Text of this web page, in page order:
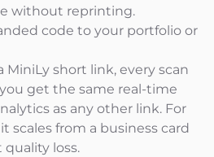
without reprinting.
code to your portfolio or
MiniLy short link, every scan
get the same real-time
as any other link. For
scales from a business card
loss.